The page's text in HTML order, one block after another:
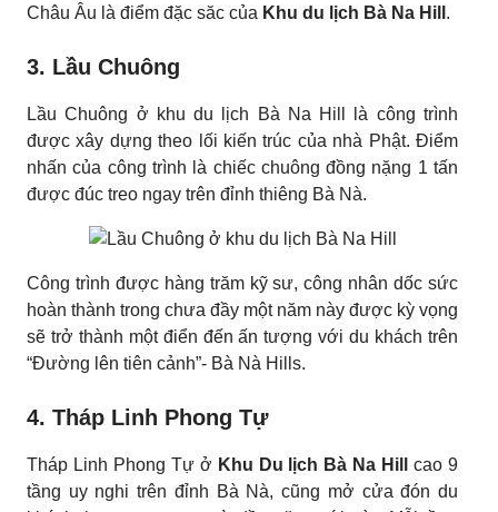
Châu Âu là điểm đặc săc của Khu du lịch Bà Na Hill .
3. Lầu Chuông
Lầu Chuông ở khu du lịch Bà Na Hill là công trình
được xây dựng theo lối kiến trúc của nhà Phật. Điểm
nhấn của công trình là chiếc chuông đồng nặng 1 tấn
được đúc treo ngay trên đỉnh thiêng Bà Nà.
Công trình được hàng trăm kỹ sư, công nhân dốc sức
hoàn thành trong chưa đầy một năm này được kỳ vọng
sẽ trở thành một điển đến ấn tượng với du khách trên
“Đường lên tiên cảnh”- Bà Nà Hills.
4. Tháp Linh Phong Tự
Tháp Linh Phong Tự ở Khu Du lịch Bà Na Hillcao 9
tầng uy nghi trên đỉnh Bà Nà, cũng mở cửa đón du